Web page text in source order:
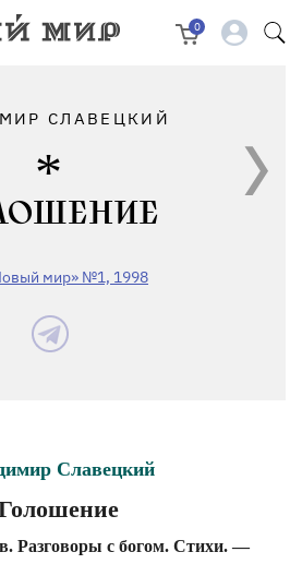
0
СЛАВЕЦКИЙ
мир» №1, 1998
Славецкий
Разговоры с богом. Стихи. —